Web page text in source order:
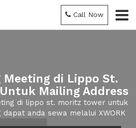
Call Now
Meeting di Lippo St.
Mailing Address
di lippo st. moritz tower untuk
anda sewa melalui XWORK